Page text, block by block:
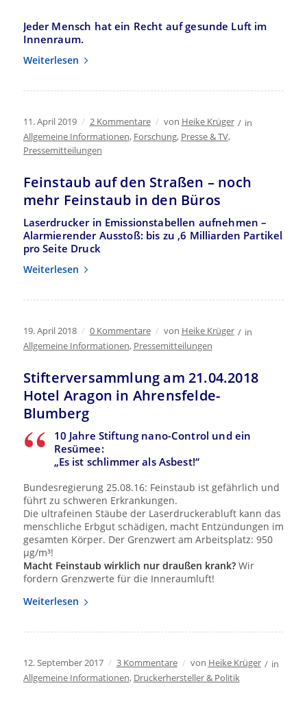
Jeder Mensch hat ein Recht auf gesunde Luft im
Innenraum.
Weiterlesen
11. April 2019 / 2 Kommentare / von Heike Krüger / in
Allgemeine Informationen, Forschung, Presse & TV,
Pressemitteilungen
Feinstaub auf den Straßen – noch
mehr Feinstaub in den Büros
Laserdrucker in Emissionstabellen aufnehmen –
Alarmierender Ausstoß: bis zu ,6 Milliarden Partikel
pro Seite Druck
Weiterlesen
19. April 2018 / 0 Kommentare / von Heike Krüger / in
Allgemeine Informationen, Pressemitteilungen
Stifterversammlung am 21.04.2018
Hotel Aragon in Ahrensfelde-
Blumberg
10 Jahre Stiftung nano-Control und ein
Resümee:
„Es ist schlimmer als Asbest!“
Bundesregierung 25.08.16: Feinstaub ist gefährlich und
führt zu schweren Erkrankungen.
Die ultrafeinen Stäube der Laserdruckerabluft kann das
menschliche Erbgut schädigen, macht Entzündungen im
gesamten Körper. Der Grenzwert am Arbeitsplatz: 950
µg/m³!
Macht Feinstaub wirklich nur draußen krank?Wir
fordern Grenzwerte für die Inneraumluft!
Weiterlesen
12. September 2017 / 3 Kommentare / von Heike Krüger / in
Allgemeine Informationen, Druckerhersteller & Politik